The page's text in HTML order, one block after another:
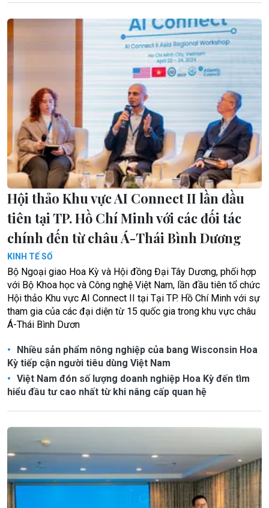
Hội thảo Khu vực AI Connect II lần đầu
tiên tại TP. Hồ Chí Minh với các đối tác
chính đến từ châu Á-Thái Bình Dương
KINH TẾ SỐ
Bộ Ngoại giao Hoa Kỳ và Hội đồng Đại Tây Dương, phối hợp
với Bộ Khoa học và Công nghệ Việt Nam, lần đầu tiên tổ chức
Hội thảo Khu vực AI Connect II tại Tại TP. Hồ Chí Minh với sự
tham gia của các đại diện từ 15 quốc gia trong khu vực châu
Á-Thái Bình Dươn
Nhiều sản phẩm nông nghiệp của bang Wisconsin Hoa
Kỳ tiếp cận người tiêu dùng Việt Nam
Việt Nam đón số lượng doanh nghiệp Hoa Kỳ đến tìm
hiểu đầu tư cao nhất từ khi nâng cấp quan hệ